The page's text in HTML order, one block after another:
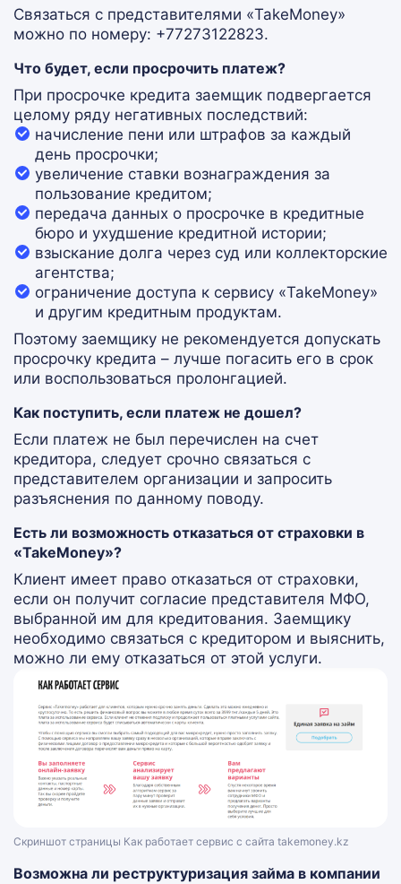
Связаться с представителями «TakeMoney»
можно по номеру: +77273122823.
Что будет, если просрочить платеж?
При просрочке кредита заемщик подвергается
целому ряду негативных последствий:
начисление пени или штрафов за каждый
день просрочки;
увеличение ставки вознаграждения за
пользование кредитом;
передача данных о просрочке в кредитные
бюро и ухудшение кредитной истории;
взыскание долга через суд или коллекторские
агентства;
ограничение доступа к сервису «TakeMoney»
и другим кредитным продуктам.
Поэтому заемщику не рекомендуется допускать
просрочку кредита – лучше погасить его в срок
или воспользоваться пролонгацией.
Как поступить, если платеж не дошел?
Если платеж не был перечислен на счет
кредитора, следует срочно связаться с
представителем организации и запросить
разъяснения по данному поводу.
Есть ли возможность отказаться от страховки в
«TakeMoney»?
Клиент имеет право отказаться от страховки,
если он получит согласие представителя МФО,
выбранной им для кредитования. Заемщику
необходимо связаться с кредитором и выяснить,
можно ли ему отказаться от этой услуги.
Скриншот страницы Как работает сервис с сайта takemoney.kz
Возможна ли реструктуризация займа в компании